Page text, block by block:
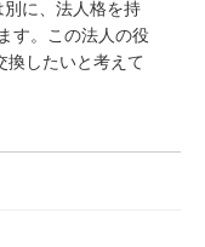
に、法人格を持
す。この法人の役
換したいと考えて